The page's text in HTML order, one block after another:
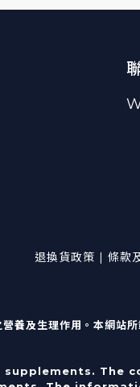
退換貨政策 | 條款
養及生理作用。本網